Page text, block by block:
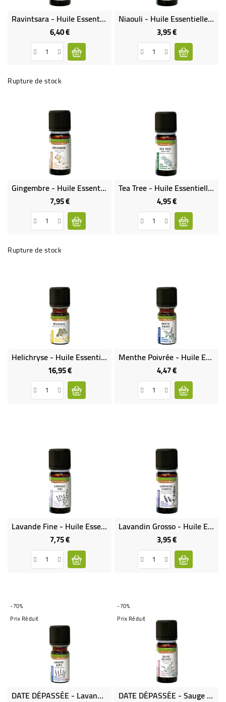
Ravintsara - Huile Essentielle Bio & Équitable
6,40 €Prix
Niaouli - Huile Essentielle Bio & Équitable
3,95 €Prix
Rupture de stock
Gingembre - Huile Essentielle Bio & Équitable
7,95 €Prix
Tea Tree - Huile Essentielle Bio & Équitable
4,95 €Prix
Rupture de stock
Helichryse - Huile Essentielle Bio & Équitable
16,95 €Prix
Menthe Poivrée - Huile Essentielle Équitable
4,47 €Prix
Lavande Fine - Huile Essentielle Bio & Équitable
7,75 €Prix
Lavandin Grosso - Huile Essentielle Bio & Équitable
3,95 €Prix
-70%
Prix Réduit
DATE DÉPASSÉE - Lavande Aspic - Huile Essentielle Bio & Équitable
-70%
Prix Réduit
DATE DÉPASSÉE - Sauge Sclarée - Huile Essentielle Bio & Équitable